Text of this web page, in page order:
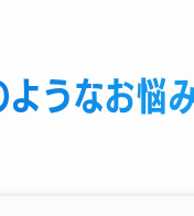
うなお悩